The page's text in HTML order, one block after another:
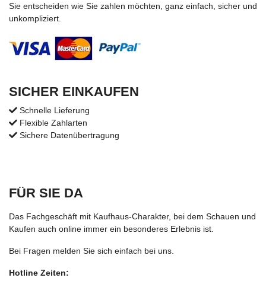
Sie entscheiden wie Sie zahlen möchten, ganz einfach, sicher und
unkompliziert.
SICHER EINKAUFEN
Schnelle Lieferung
Flexible Zahlarten
Sichere Datenübertragung
FÜR SIE DA
Das Fachgeschäft mit Kaufhaus-Charakter, bei dem Schauen und
Kaufen auch online immer ein besonderes Erlebnis ist.
Bei Fragen melden Sie sich einfach bei uns.
Hotline Zeiten: